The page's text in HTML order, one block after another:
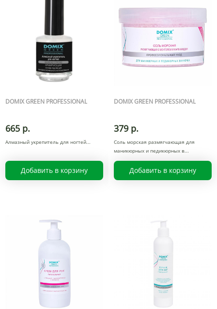
DOMIX GREEN PROFESSIONAL
665 р.
Алмазный укрепитель для ногтей
Добавить в корзину
DOMIX GREEN PROFESSIONAL
379 р.
Соль морская размягчающая для
маникюрных и педикюрных в
Добавить в корзину